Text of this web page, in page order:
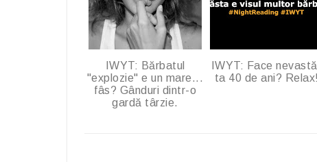
IWYT: Bărbatul
"explozie" e un mare...
fâs? Gânduri dintr-o
gardă târzie.
IWYT: Face
ta 40 de ani? Relax!